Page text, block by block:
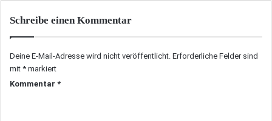
Schreibe einen Kommentar
Deine E-Mail-Adresse wird nicht veröffentlicht. Erforderliche Felder sind
mit * markiert
Kommentar *